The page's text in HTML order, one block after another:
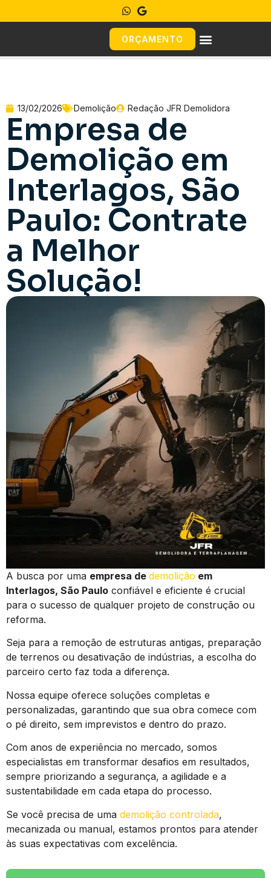
ORÇAMENTO
13/02/2026 Demolição Redação JFR Demolidora
Empresa de
Demolição em
Interlagos, São
Paulo: Contrate
a Melhor
Solução!
A busca por uma empresa de demolição em
Interlagos, São Paulo confiável e eficiente é crucial
para o sucesso de qualquer projeto de construção ou
reforma.
Seja para a remoção de estruturas antigas, preparação
de terrenos ou desativação de indústrias, a escolha do
parceiro certo faz toda a diferença.
Nossa equipe oferece soluções completas e
personalizadas, garantindo que sua obra comece com
o pé direito, sem imprevistos e dentro do prazo.
Com anos de experiência no mercado, somos
especialistas em transformar desafios em resultados,
sempre priorizando a segurança, a agilidade e a
sustentabilidade em cada etapa do processo.
Se você precisa de uma demolição controlada,
mecanizada ou manual, estamos prontos para atender
às suas expectativas com excelência.